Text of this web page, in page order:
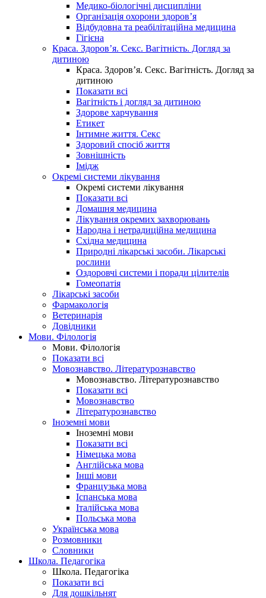
Медико-біологічні дисципліни
Організація охорони здоров’я
Відбудовна та реабілітаційна медицина
Гігієна
Краса. Здоров’я. Секс. Вагітність. Догляд за
дитиною
Краса. Здоров’я. Секс. Вагітність. Догляд за
дитиною
Показати всі
Вагітність і догляд за дитиною
Здорове харчування
Етикет
Інтимне життя. Секс
Здоровий спосіб життя
Зовнішність
Імідж
Окремі системи лікування
Окремі системи лікування
Показати всі
Домашня медицина
Лікування окремих захворювань
Народна і нетрадиційна медицина
Східна медицина
Природні лікарські засоби. Лікарські
рослини
Оздоровчі системи і поради цілителів
Гомеопатія
Лікарські засоби
Фармакологія
Ветеринарія
Довідники
Мови. Філологія
Мови. Філологія
Показати всі
Мовознавство. Літературознавство
Мовознавство. Літературознавство
Показати всі
Мовознавство
Літературознавство
Іноземні мови
Іноземні мови
Показати всі
Німецька мова
Англійська мова
Інші мови
Французька мова
Іспанська мова
Італійська мова
Польська мова
Українська мова
Розмовники
Словники
Школа. Педагогіка
Школа. Педагогіка
Показати всі
Для дошкільнят